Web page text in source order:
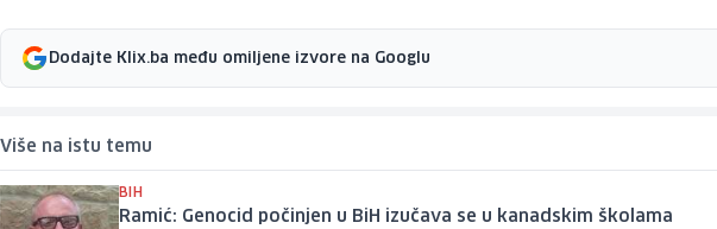
Dodajte Klix.ba među omiljene izvore na Googlu
Više na istu temu
BIH
Ramić: Genocid počinjen u BiH izučava se u kanadskim školama